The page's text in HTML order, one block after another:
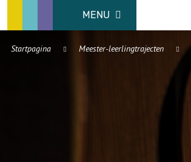
MENU
Startpagina Meester-leerlingtrajecten